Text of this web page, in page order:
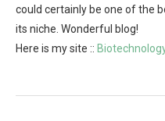
could certainly be one of the
its niche. Wonderful blog!
Here is my site ::